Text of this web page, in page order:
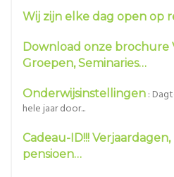
Wij zijn elke dag open op
Download onze brochure
Groepen, Seminaries…
Onderwijsinstellingen :
hele jaar door...
Cadeau-ID!!!
pensioen…